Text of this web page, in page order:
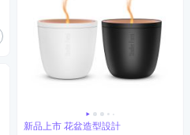
新品上市 花盆造型設計